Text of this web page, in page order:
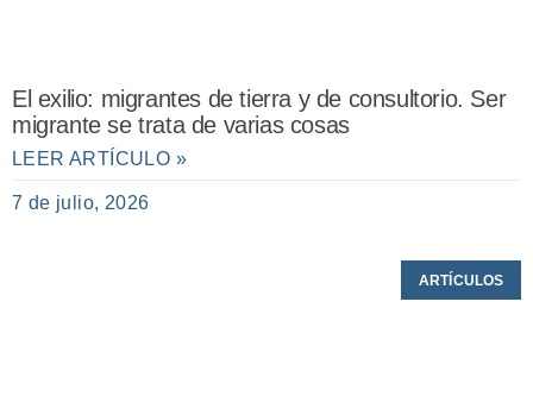
El exilio: migrantes de tierra y de consultorio. Ser
migrante se trata de varias cosas
LEER ARTÍCULO »
7 de julio, 2026
ARTÍCULOS